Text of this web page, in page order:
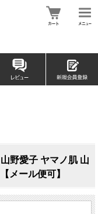
野愛子 ヤマノ肌 山
メール便可】